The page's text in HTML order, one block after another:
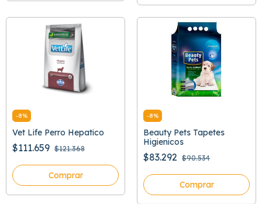
-8%
Vet Life Perro Hepatico
$111.659 $121.368
Comprar
-8%
Beauty Pets Tapetes
Higienicos
$83.292 $90.534
Comprar